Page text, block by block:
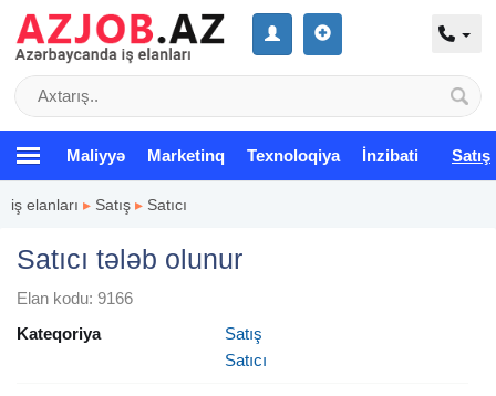
Maliyyə Marketinq Texnoloqiya İnzibati Satış
iş elanları ▸ Satış ▸ Satıcı
Satıcı tələb olunur
Elan kodu: 9166
Kateqoriya
Satış
Satıcı